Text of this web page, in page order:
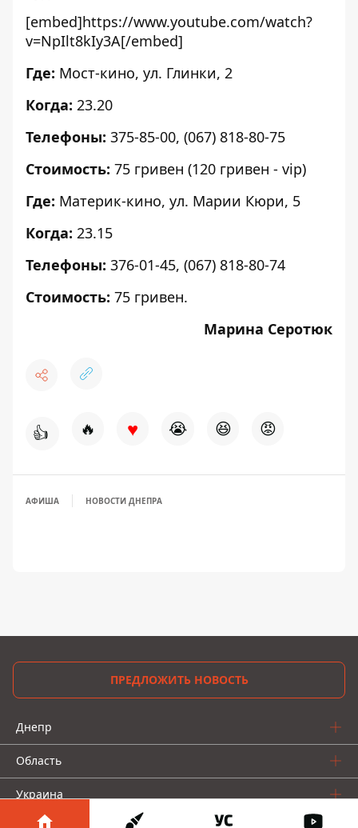
[embed]https://www.youtube.com/watch?
v=NpIlt8kIy3A[/embed]
Где: Мост-кино, ул. Глинки, 2
Когда: 23.20
Телефоны: 375-85-00, (067) 818-80-75
Стоимость: 75 гривен (120 гривен - vip)
Где: Материк-кино, ул. Марии Кюри, 5
Когда: 23.15
Телефоны: 376-01-45, (067) 818-80-74
Стоимость: 75 гривен.
Марина Серотюк
👍 🔥 ♥ 😭 😆 😡
АФИША НОВОСТИ ДНЕПРА
ПРЕДЛОЖИТЬ НОВОСТЬ
Днепр
Область
Украина